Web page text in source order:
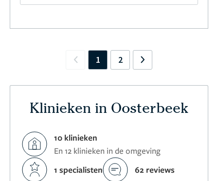
Previous
1 2 Next
Klinieken in Oosterbeek
10 klinieken
En 12 klinieken in de omgeving
1 specialisten
62 reviews